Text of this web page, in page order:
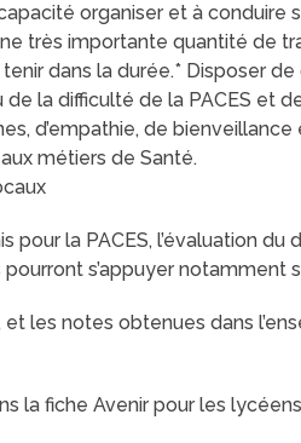
organiser et à conduire
très importante quantité de
dans la durée.* Disposer de
la difficulté de la PACES et
d’empathie, de bienveillance
métiers de Santé.
la PACES, l’évaluation du
s’appuyer notamment
les notes obtenues dans
la fiche Avenir pour les